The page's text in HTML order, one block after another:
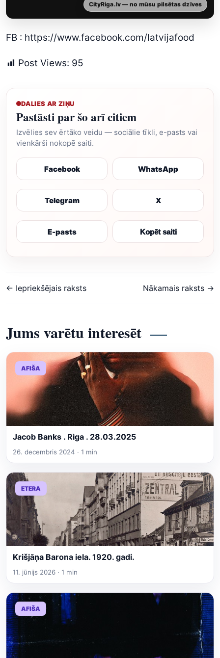
CityRiga.lv — no mūsu pilsētas dzīves
FB : https://www.facebook.com/latvijafood
Post Views: 95
DALIES AR ZIŅU
Pastāsti par šo arī citiem
Izvēlies sev ērtāko veidu — sociālie tīkli, e-pasts vai
vienkārši nokopē saiti.
Facebook WhatsApp
Telegram X
E-pasts Kopēt saiti
← Iepriekšējais raksts Nākamais raksts →
Jums varētu interesēt
AFIŠA
Jacob Banks . Riga . 28.03.2025
26. decembris 2024 · 1 min
ETERA
Krišjāņa Barona iela. 1920. gadi.
11. jūnijs 2026 · 1 min
AFIŠA